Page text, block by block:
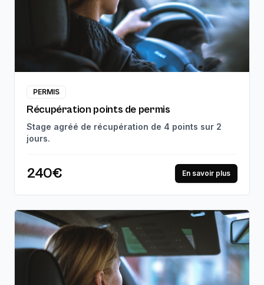
PERMIS
Récupération points de permis
Stage agréé de récupération de 4 points sur 2
jours.
240€ En savoir plus